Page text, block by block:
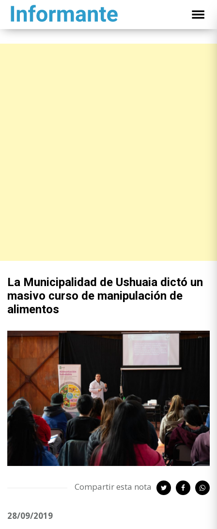
La Municipalidad de Ushuaia dictó un
masivo curso de manipulación de
alimentos
Compartir esta nota
28/09/2019